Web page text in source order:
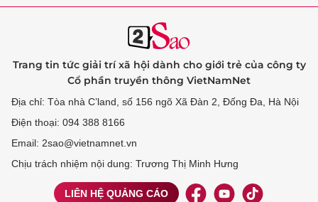
Trang tin tức giải trí xã hội dành cho giới trẻ của công ty
Cổ phần truyền thông VietNamNet
Địa chỉ: Tòa nhà C’land, số 156 ngõ Xã Đàn 2, Đống Đa, Hà Nội
Điện thoại: 094 388 8166
Email: 2sao@vietnamnet.vn
Chịu trách nhiệm nội dung: Trương Thị Minh Hưng
LIÊN HỆ QUẢNG CÁO